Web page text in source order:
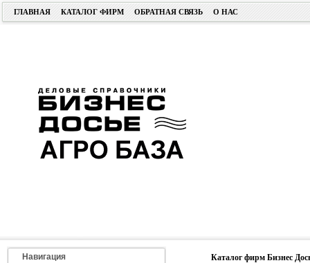
ГЛАВНАЯ КАТАЛОГ ФИРМ ОБРАТНАЯ СВЯЗЬ О НАС
Навигация Каталог фирм Бизнес